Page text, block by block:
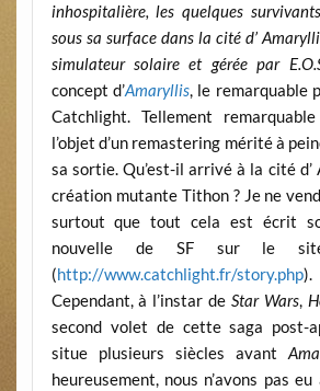
inhospitalière, les quelques
sous sa surface dans la cité d’
simulateur solaire et gérée par
concept d’Amaryllis, le remarquable
Catchlight. Tellement
l’objet d’un remastering mérité à
sa sortie. Qu’est-il arrivé à la cité
création mutante Tithon ? Je ne
surtout que tout cela est écrit
nouvelle de SF sur le
(http://www.catchlight.fr/story.php).
Cependant, à l’instar deStar Wars,
second volet de cette saga post-
situe plusieurs siècles avant
heureusement, nous n’avons pas